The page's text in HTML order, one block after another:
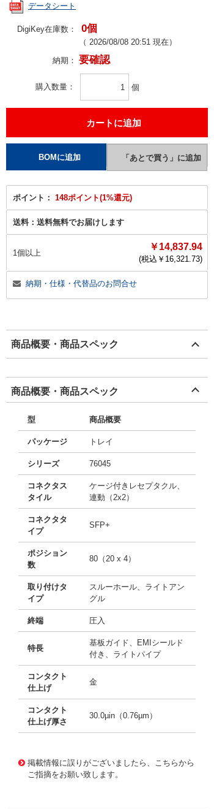
データシート
DigiKey在庫数： 0個
（ 2026/08/08 20:51 現在）
納期： 要確認
購入数量 個
ポイント： 148ポイント(1%還元)
送料： 送料無料でお届けします
1個以上
￥14,837.94
(税込￥ 16,321.73)
納期・仕様・代替品のお問合せ
商品概要・商品スペック
商品概要・商品スペック
型 商品概要
パッケージ トレイ
シリーズ 76045
コネクタス
タイル
ケージ付きレセプタクル、
連動（2x2）
コネクタタ
イプ
SFP+
ポジション
数
80（20 x 4）
取り付けタ
イプ
スルーホール、ライトアン
グル
終端 圧入
特長
基板ガイド、EMIシールド
付き、ライトパイプ
コンタクト
仕上げ
金
コンタクト
仕上げ厚さ
30.0µin（0.76µm）
掲載情報に誤りがございましたら、こちらから
ご指摘をお願い致します。